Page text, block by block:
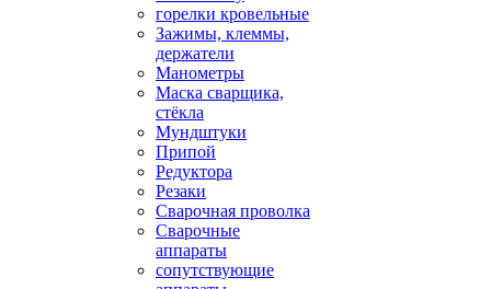
горелки кровельные
Зажимы, клеммы,
держатели
Манометры
Маска сварщика,
стёкла
Мундштуки
Припой
Редуктора
Резаки
Сварочная проволка
Сварочные
аппараты
сопутствующие